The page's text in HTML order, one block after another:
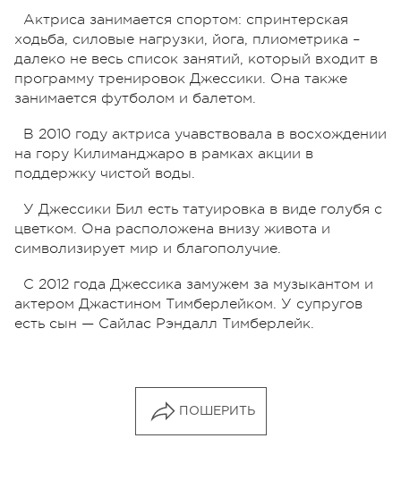
Актриса занимается спортом: спринтерская
ходьба, силовые нагрузки, йога, плиометрика –
далеко не весь список занятий, который входит в
программу тренировок Джессики. Она также
занимается футболом и балетом.
В 2010 году актриса учавствовала в восхождении
на гору Килиманджаро в рамках акции в
поддержку чистой воды.
У Джессики Бил есть татуировка в виде голубя с
цветком. Она расположена внизу живота и
символизирует мир и благополучие.
С 2012 года Джессика замужем за музыкантом и
актером Джастином Тимберлейком. У супругов
есть сын — Сайлас Рэндалл Тимберлейк.
ПОШЕРИТЬ